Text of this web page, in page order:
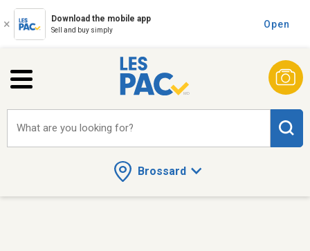
Download the mobile app
Sell and buy simply
Open
Brossard
What are you looking for?